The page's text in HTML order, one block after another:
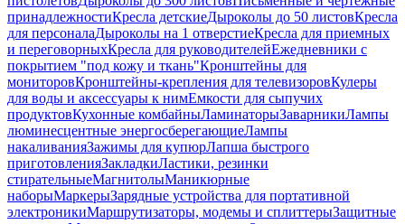
принадлежностиКресла детскиеДыроколы до 50 листовКресла
для персоналаДыроколы на 1 отверстиеКресла для приемных
и переговорныхКресла для руководителейЕжедневники с
покрытием "под кожу и ткань"Кронштейны для
мониторовКронштейны-крепления для телевизоровКулеры
для воды и аксессуары к нимЕмкости для сыпучих
продуктовКухонные комбайныЛаминаторыЗаварникиЛампы
люминесцентные энергосберегающиеЛампы
накаливанияЗажимы для купюрЛапша быстрого
приготовленияЗакладкиЛастики, резинки
стирательныеМагнитолыМаникюрные
наборыМаркерыЗарядные устройства для портативной
электроникиМаршрутизаторы, модемы и сплиттерыЗащитные